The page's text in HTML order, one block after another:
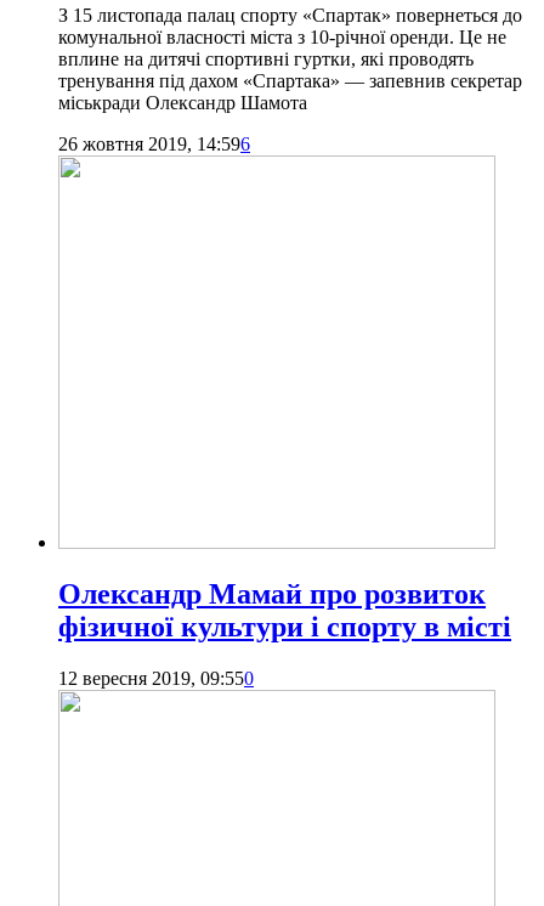
З 15 листопада палац спорту «Спартак» повернеться до
комунальної власності міста з 10-річної оренди. Це не
вплине на дитячі спортивні гуртки, які проводять
тренування під дахом «Спартака» — запевнив секретар
міськради Олександр Шамота
26 жовтня 2019, 14:596
Олександр Мамай про розвиток
фізичної культури і спорту в місті
12 вересня 2019, 09:550